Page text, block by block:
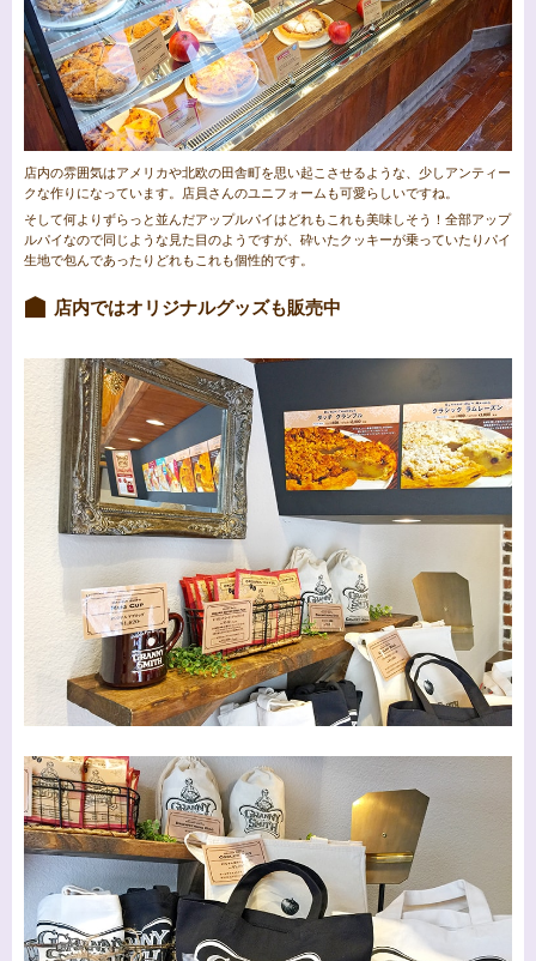
店内の雰囲気はアメリカや北欧の田舎町を思い起こさせるような、少しアンティー
クな作りになっています。店員さんのユニフォームも可愛らしいですね。
そして何よりずらっと並んだアップルパイはどれもこれも美味しそう！全部アップ
ルパイなので同じような見た目のようですが、砕いたクッキーが乗っていたりパイ
生地で包んであったりどれもこれも個性的です。
店内ではオリジナルグッズも販売中